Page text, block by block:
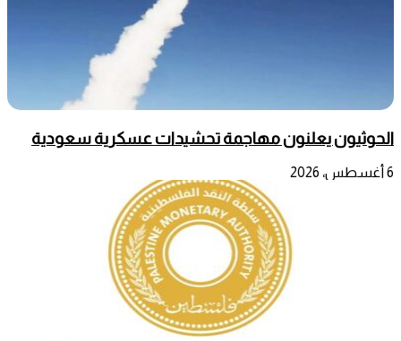
الحوثيون يعلنون مهاجمة تحشيدات عسكرية سعودية
6 أغسطس، 2026